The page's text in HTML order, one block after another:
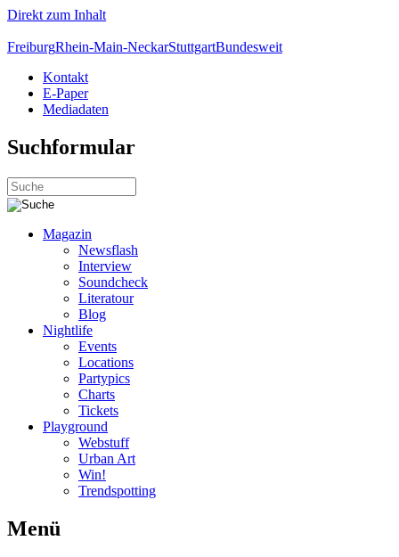
Direkt zum Inhalt
FreiburgRhein-Main-NeckarStuttgartBundesweit
Kontakt
E-Paper
Mediadaten
Suchformular
Magazin
Newsflash
Interview
Soundcheck
Literatour
Blog
Nightlife
Events
Locations
Partypics
Charts
Tickets
Playground
Webstuff
Urban Art
Win!
Trendspotting
Menü